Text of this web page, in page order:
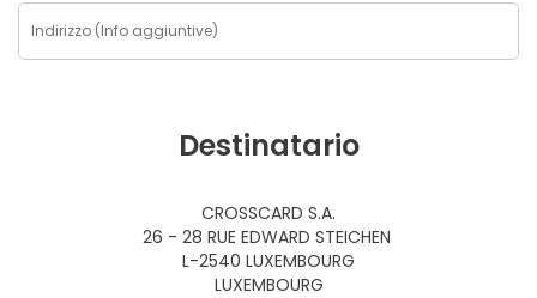
Destinatario
CROSSCARD S.A.
26 - 28 RUE EDWARD STEICHEN
L-2540 LUXEMBOURG
LUXEMBOURG